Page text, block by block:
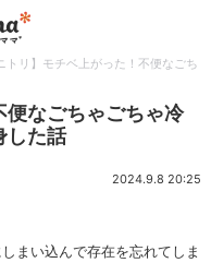
トリ】モチベ上がった！不便なごち
便なごちゃごちゃ冷
した話
2024.9.8 20:25
まい込んで存在を忘れてしま